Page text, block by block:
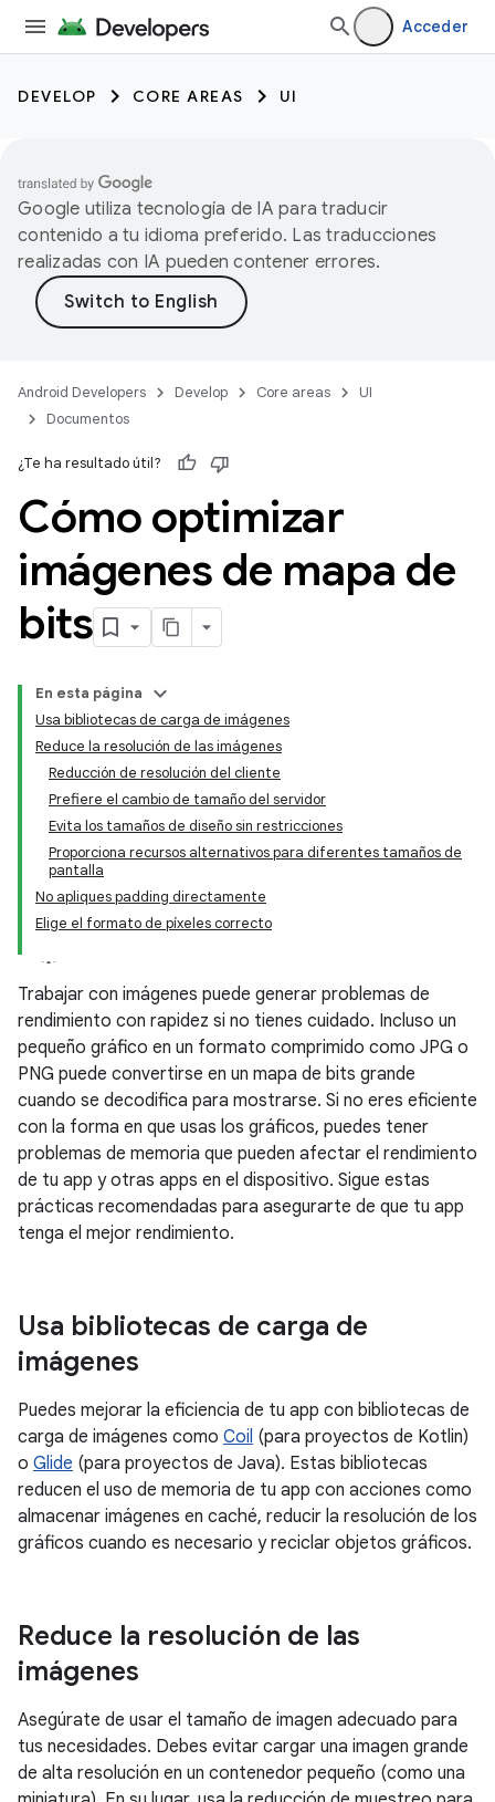
Acceder
DEVELOP CORE AREAS UI
Google utiliza tecnología de IA para traducir
contenido a tu idioma preferido. Las traducciones
realizadas con IA pueden contener errores.
Android Developers Develop Core areas
UI
Documentos
¿Te ha resultado útil?
Cómo optimizar
imágenes de mapa de
bits
En esta página
Usa bibliotecas de carga de imágenes
Reduce la resolución de las imágenes
Reducción de resolución del cliente
Prefiere el cambio de tamaño del servidor
Evita los tamaños de diseño sin restricciones
Proporciona recursos alternativos para diferentes tamaños de
pantalla
No apliques padding directamente
Elige el formato de píxeles correcto
Trabajar con imágenes puede generar problemas de
rendimiento con rapidez si no tienes cuidado. Incluso un
pequeño gráfico en un formato comprimido como JPG o
PNG puede convertirse en un mapa de bits grande
cuando se decodifica para mostrarse. Si no eres eficiente
con la forma en que usas los gráficos, puedes tener
problemas de memoria que pueden afectar el rendimiento
de tu app y otras apps en el dispositivo. Sigue estas
prácticas recomendadas para asegurarte de que tu app
tenga el mejor rendimiento.
Usa bibliotecas de carga de
imágenes
Puedes mejorar la eficiencia de tu app con bibliotecas de
carga de imágenes como Coil (para proyectos de Kotlin)
o Glide (para proyectos de Java). Estas bibliotecas
reducen el uso de memoria de tu app con acciones como
almacenar imágenes en caché, reducir la resolución de los
gráficos cuando es necesario y reciclar objetos gráficos.
Reduce la resolución de las
imágenes
Asegúrate de usar el tamaño de imagen adecuado para
tus necesidades. Debes evitar cargar una imagen grande
de alta resolución en un contenedor pequeño (como una